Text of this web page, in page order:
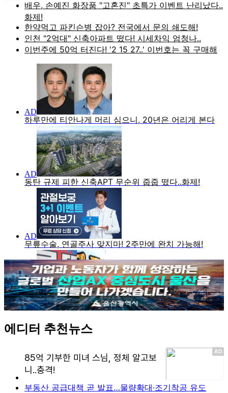
에디터 추천뉴스
부동산 공급대책 곧 발표…물량확대·조기착공 유도